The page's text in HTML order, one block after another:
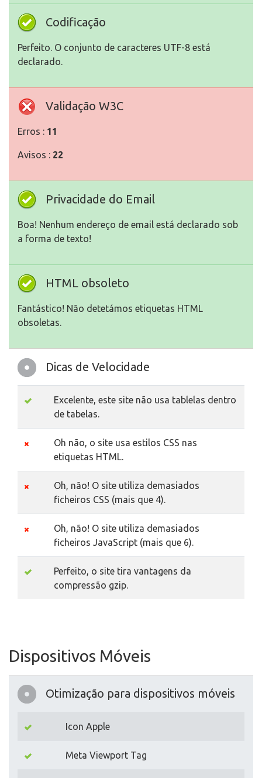
Codificação
Perfeito. O conjunto de caracteres UTF-8 está
declarado.
Validação W3C
Erros : 11
Avisos : 22
Privacidade do Email
Boa! Nenhum endereço de email está declarado sob
a forma de texto!
HTML obsoleto
Fantástico! Não detetámos etiquetas HTML
obsoletas.
Dicas de Velocidade
Excelente, este site não usa tablelas dentro
de tabelas.
Oh não, o site usa estilos CSS nas
etiquetas HTML.
Oh, não! O site utiliza demasiados
ficheiros CSS (mais que 4).
Oh, não! O site utiliza demasiados
ficheiros JavaScript (mais que 6).
Perfeito, o site tira vantagens da
compressão gzip.
Dispositivos Móveis
Otimização para dispositivos móveis
Icon Apple
Meta Viewport Tag